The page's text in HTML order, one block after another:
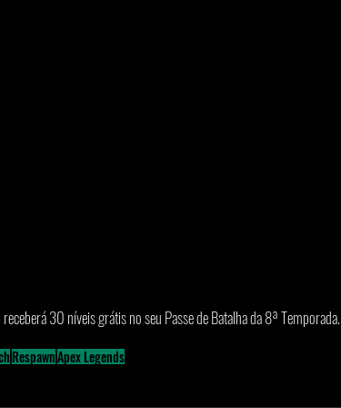
30 níveis grátis no seu Passe de Batalha da 8ª Temporada.
RespawnApex Legends